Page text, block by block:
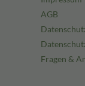
AGB
Fragen &